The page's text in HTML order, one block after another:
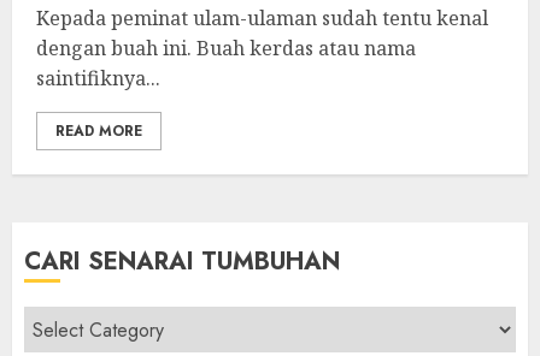
Kepada peminat ulam-ulaman sudah tentu kenal
dengan buah ini. Buah kerdas atau nama
saintifiknya...
READ MORE
CARI SENARAI TUMBUHAN
Cari